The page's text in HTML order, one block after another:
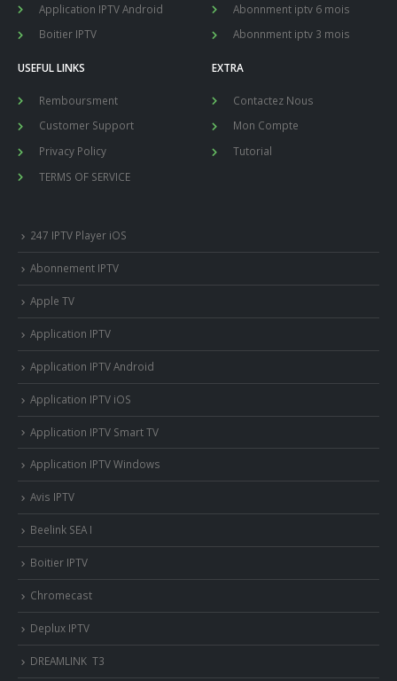
Application IPTV Android
Boitier IPTV
Abonnment iptv 6 mois
Abonnment iptv 3 mois
USEFUL LINKS
Remboursment
Customer Support
Privacy Policy
TERMS OF SERVICE
EXTRA
Contactez Nous
Mon Compte
Tutorial
247 IPTV Player iOS
Abonnement IPTV
Apple TV
Application IPTV
Application IPTV Android
Application IPTV iOS
Application IPTV Smart TV
Application IPTV Windows
Avis IPTV
Beelink SEA I
Boitier IPTV
Chromecast
Deplux IPTV
DREAMLINK T3